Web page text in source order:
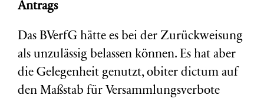
Antrags
Das BVerfG hätte es bei der Zurückweisung
als unzulässig belassen können. Es hat aber
die Gelegenheit genutzt, obiter dictum auf
den Maßstab für Versammlungsverbote